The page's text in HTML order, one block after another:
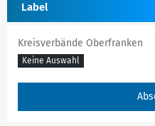
Label
Kreisverbände Oberfranken
Keine Auswahl